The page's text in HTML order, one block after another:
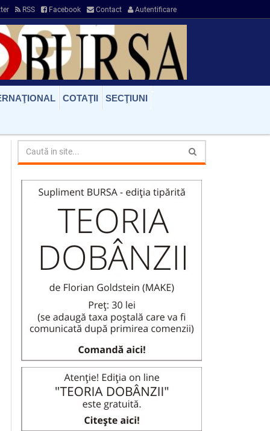
RSS Facebook Contact Autentificare
COTAŢII SECŢIUNI